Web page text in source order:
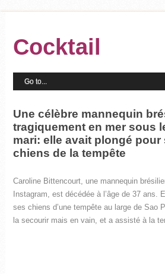
Cocktail
Une célèbre mannequin
tragiquement en mer sous
mari: elle avait plongé pour
chiens de la tempête
Caroline Bittencourt, une mannequin
Instagram, est décédée à l’âge de 37 ans.
ses chiens d’une tempête au large de Sao
la secourir mais en vain, et a assisté à la